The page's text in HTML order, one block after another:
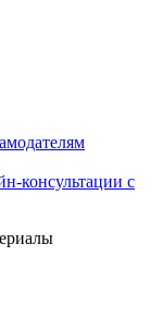
консультации с